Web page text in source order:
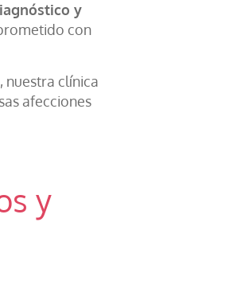
y
con
clínica
afecciones
y